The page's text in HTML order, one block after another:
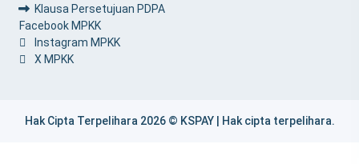
Klausa Persetujuan PDPA
Facebook MPKK
Instagram MPKK
X MPKK
Hak Cipta Terpelihara 2026 © KSPAY | Hak cipta terpelihara.